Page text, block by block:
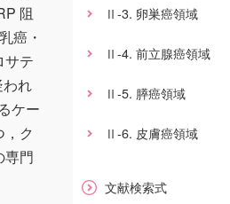
阻
癌・
サテ
れ
ケー
ク
専門
Ⅱ -3. 卵巣癌領域
Ⅱ -4. 前立腺癌領域
Ⅱ -5. 膵癌領域
Ⅱ -6. 皮膚癌領域
文献検索式